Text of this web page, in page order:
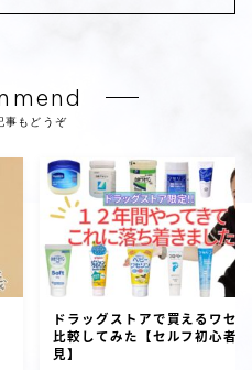
事もどうぞ
ドラッグストアで買えるワセ
比較してみた【セルフ初心者必
見】